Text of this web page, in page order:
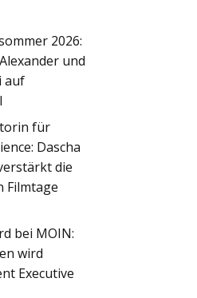
2026:
und
auf
für
Dascha
die
Filmtage
bei MOIN:
wird
Executive